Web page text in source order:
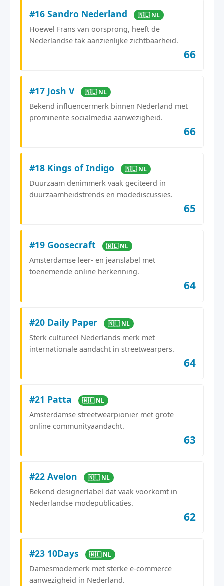
#16 Sandro Nederland 🇳🇱 NL
Hoewel Frans van oorsprong, heeft de
Nederlandse tak aanzienlijke zichtbaarheid.
66
#17 Josh V 🇳🇱 NL
Bekend influencermerk binnen Nederland met
prominente socialmedia aanwezigheid.
66
#18 Kings of Indigo 🇳🇱 NL
Duurzaam denimmerk vaak geciteerd in
duurzaamheidstrends en modediscussies.
65
#19 Goosecraft 🇳🇱 NL
Amsterdamse leer- en jeanslabel met
toenemende online herkenning.
64
#20 Daily Paper 🇳🇱 NL
Sterk cultureel Nederlands merk met
internationale aandacht in streetwearpers.
64
#21 Patta 🇳🇱 NL
Amsterdamse streetwearpionier met grote
online communityaandacht.
63
#22 Avelon 🇳🇱 NL
Bekend designerlabel dat vaak voorkomt in
Nederlandse modepublicaties.
62
#23 10Days 🇳🇱 NL
Damesmodemerk met sterke e-commerce
aanwezigheid in Nederland.